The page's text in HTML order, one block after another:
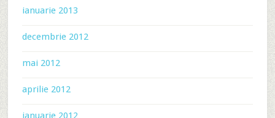
ianuarie 2013
decembrie 2012
mai 2012
aprilie 2012
ianuarie 2012